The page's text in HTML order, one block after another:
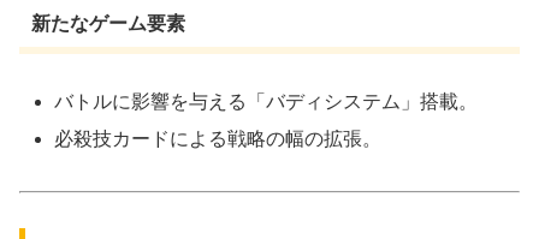
新たなゲーム要素
バトルに影響を与える「バディシステム」搭載。
必殺技カードによる戦略の幅の拡張。